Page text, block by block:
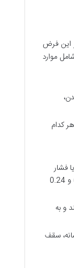
این فرض
موارد
که هر کدام
فشار
فروش (مقاومت) غالب می شود. برای دوج کوین، سطوح کلیدی مانند 0.15 دلار (حمایت) و 0.21 دلار (حمایت/مقاومت) و 0.24
و به
سقف